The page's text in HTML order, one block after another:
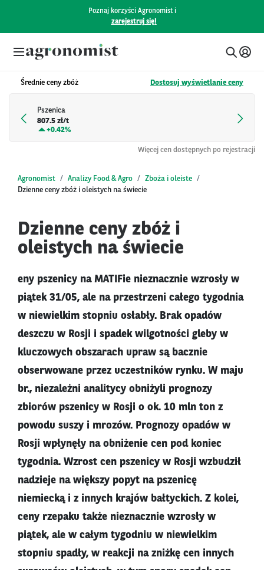
Poznaj korzyści Agronomist i
zarejestruj się!
Średnie ceny zbóż Dostosuj wyświetlanie ceny
Pszenica
807.5 zł/t
+0.42%
Więcej cen dostępnych po rejestracji
Agronomist Analizy Food & Agro
Zboża i oleiste
Dzienne ceny zbóż i oleistych na świecie
Dzienne ceny zbóż i
oleistych na świecie
eny pszenicy na MATIFie nieznacznie wzrosły w
piątek 31/05, ale na przestrzeni całego tygodnia
w niewielkim stopniu osłabły. Brak opadów
deszczu w Rosji i spadek wilgotności gleby w
kluczowych obszarach upraw są bacznie
obserwowane przez uczestników rynku. W maju
br., niezależni analitycy obniżyli prognozy
zbiorów pszenicy w Rosji o ok. 10 mln ton z
powodu suszy i mrozów. Prognozy opadów w
Rosji wpłynęły na obniżenie cen pod koniec
tygodnia. Wzrost cen pszenicy w Rosji wzbudził
nadzieje na większy popyt na pszenicę
niemiecką i z innych krajów bałtyckich. Z kolei,
ceny rzepaku także nieznacznie wzrosły w
piątek, ale w całym tygodniu w niewielkim
stopniu spadły, w reakcji na zniżkę cen innych